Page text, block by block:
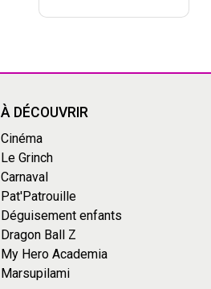
À DÉCOUVRIR
Cinéma
Le Grinch
Carnaval
Pat'Patrouille
Déguisement enfants
Dragon Ball Z
My Hero Academia
Marsupilami